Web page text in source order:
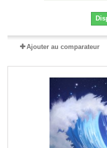
Ajouter au comparateur